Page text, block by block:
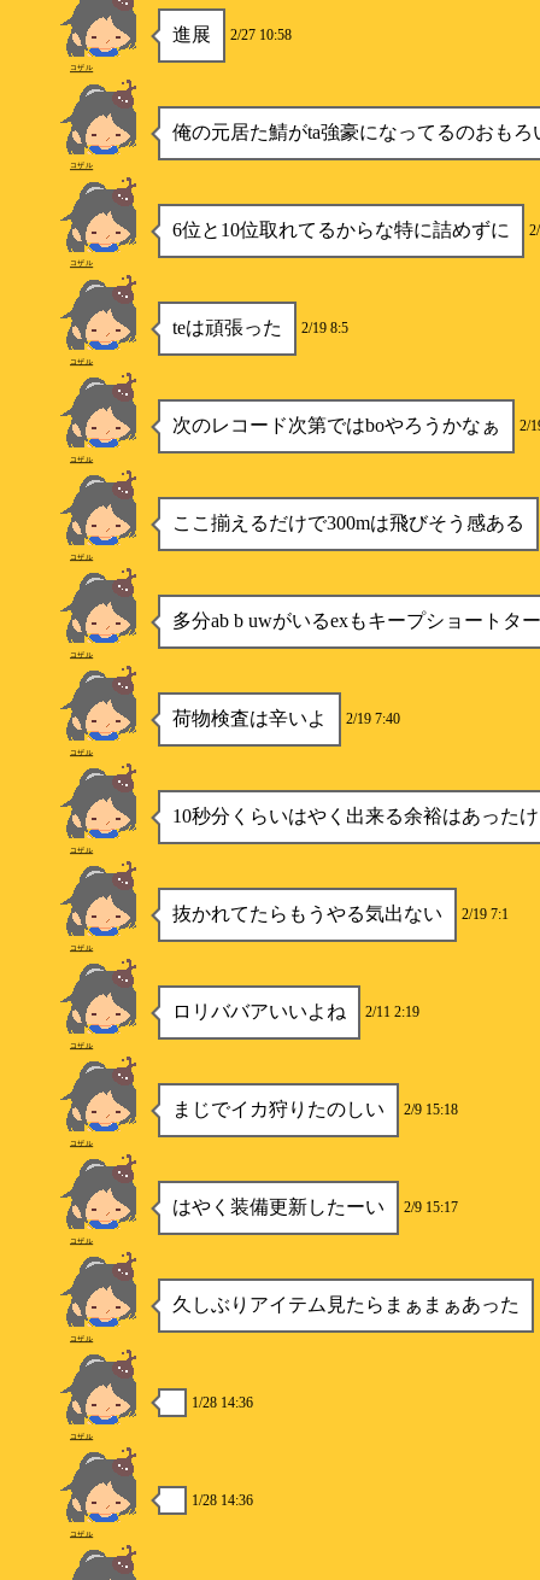
進展 2/27 10:58
コザル
俺の元居た鯖がta強豪になってるのおもろ
コザル
6位と10位取れてるからな特に詰めずに
コザル
teは頑張った 2/19 8:5
コザル
次のレコード次第ではboやろうかなぁ 2/
コザル
ここ揃えるだけで300mは飛びそう感ある
コザル
多分ab b uwがいるexもキープショートタ
コザル
荷物検査は辛いよ 2/19 7:40
コザル
10秒分くらいはやく出来る余裕はあった
コザル
抜かれてたらもうやる気出ない 2/19 7:1
コザル
ロリババアいいよね 2/11 2:19
コザル
まじでイカ狩りたのしい 2/9 15:18
コザル
はやく装備更新したーい 2/9 15:17
コザル
久しぶりアイテム見たらまぁまぁあった
コザル
1/28 14:36
コザル
1/28 14:36
コザル